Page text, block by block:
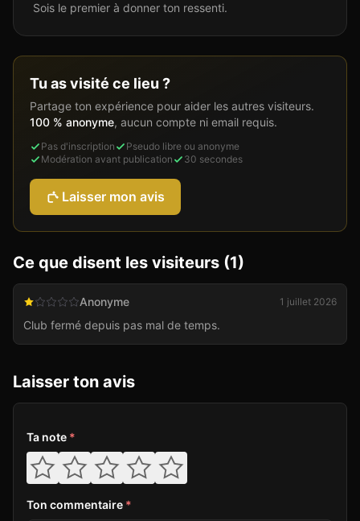
Sois le premier à donner ton ressenti.
Tu as visité ce lieu ?
Partage ton expérience pour aider les autres visiteurs.
100 % anonyme, aucun compte ni email requis.
Pas d'inscription
Pseudo libre ou anonyme
Modération avant publication
30 secondes
Laisser mon avis
Ce que disent les visiteurs (1)
Anonyme 1 juillet 2026
Club fermé depuis pas mal de temps.
Laisser ton avis
Ta note *
Ton commentaire *